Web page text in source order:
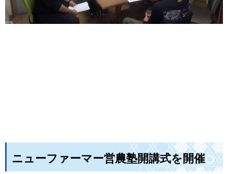
ニューファーマー営農塾開講式を開催